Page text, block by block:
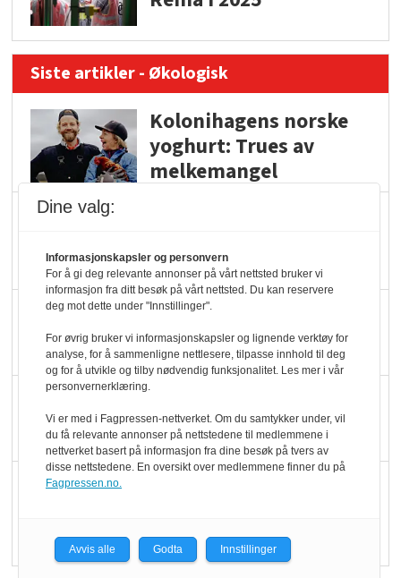
Siste artikler - Økologisk
Kolonihagens norske
yoghurt: Trues av
melkemangel
hederspris
Blir enklere å velge
økologisk i butikkhylla
med å få tak i nok melk
det?
Dine valg:
Informasjonskapsler og personvern
For å gi deg relevante annonser på vårt nettsted bruker vi
informasjon fra ditt besøk på vårt nettsted. Du kan reservere
deg mot dette under "Innstillinger".
For øvrig bruker vi informasjonskapsler og lignende verktøy for
analyse, for å sammenligne nettlesere, tilpasse innhold til deg
og for å utvikle og tilby nødvendig funksjonalitet. Les mer i vår
personvernerklæring.
Vi er med i Fagpressen-nettverket. Om du samtykker under, vil
du få relevante annonser på nettstedene til medlemmene i
nettverket basert på informasjon fra dine besøk på tvers av
disse nettstedene. En oversikt over medlemmene finner du på
Fagpressen.no.
Avvis alle Godta Innstillinger